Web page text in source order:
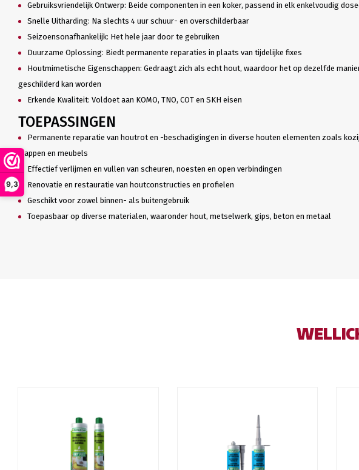
9,3
Gebruiksvriendelijk Ontwerp: Beide componenten in een koker, passend in elk enkelvoudig
Snelle Uitharding: Na slechts 4 uur schuur- en overschilderbaar
Seizoensonafhankelijk: Het hele jaar door te gebruiken
Duurzame Oplossing: Biedt permanente reparaties in plaats van tijdelijke fixes
Houtmimetische Eigenschappen: Gedraagt zich als echt hout, waardoor het op dezelfde
geschilderd kan worden
Erkende Kwaliteit: Voldoet aan KOMO, TNO, COT en SKH eisen
TOEPASSINGEN
Permanente reparatie van houtrot en -beschadigingen in diverse houten elementen zoals
trappen en meubels
Effectief verlijmen en vullen van scheuren, noesten en open verbindingen
Renovatie en restauratie van houtconstructies en profielen
Geschikt voor zowel binnen- als buitengebruik
Toepasbaar op diverse materialen, waaronder hout, metselwerk, gips, beton en metaal